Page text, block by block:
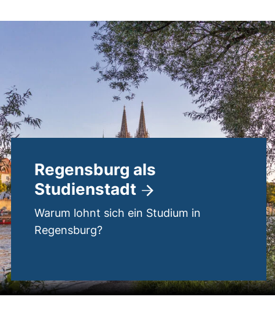
Regensburg als
Studienstadt
Warum lohnt sich ein Studium in
Regensburg?